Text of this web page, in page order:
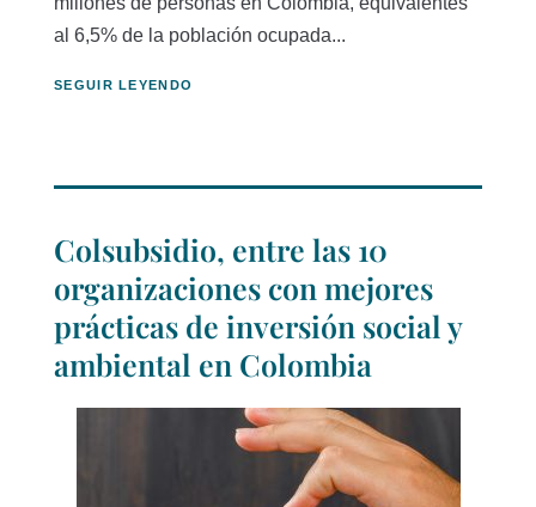
al 6,5% de la población ocupada...
SEGUIR LEYENDO
Colsubsidio, entre las 10
organizaciones con mejores
prácticas de inversión social y
ambiental en Colombia